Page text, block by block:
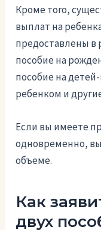
Кроме того,
выплат на
предоставлены в
пособие на
пособие на
ребенком и
Если вы имеете
одновременно,
объеме.
Как
двух